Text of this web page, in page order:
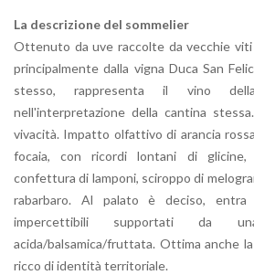
La descrizione del sommelier
Ottenuto da uve raccolte da vecchie
principalmente dalla vigna Duca San
stesso, rappresenta il vino
nell'interpretazione della cantina
vivacità. Impatto olfattivo di arancia
focaia, con ricordi lontani di glicine,
confettura di lamponi, sciroppo di
rabarbaro. Al palato è deciso, entra
impercettibili supportati da
acida/balsamica/fruttata. Ottima anche
ricco di identità territoriale.